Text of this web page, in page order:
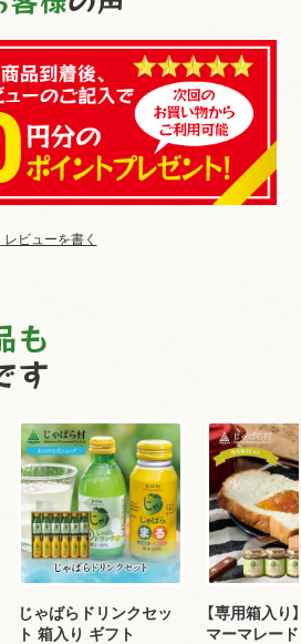
レビューを書く
も
す
じゃばらドリンクセッ
ト 箱入り ギフト
【専用箱入り
マーマレー